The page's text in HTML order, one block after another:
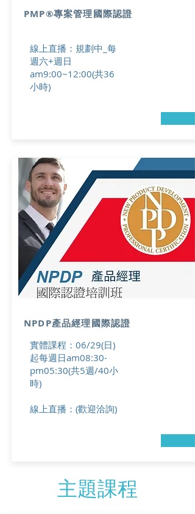
PMP®專案管理國際認證
線上直播：規劃中_每
週六+週日
am9:00~12:00(共36
小時)
NPDP產品經理國際認證
實體課程：06/29(日)
起每週日am08:30-
pm05:30(共5週/40小
時)
線上直播：(歡迎洽詢)
主題課程